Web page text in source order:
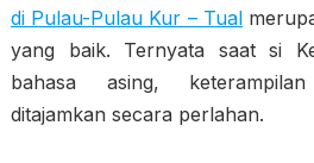
di Pulau-Pulau Kur – Tual
yang baik. Ternyata saat si
bahasa asing,
ditajamkan secara perlahan.